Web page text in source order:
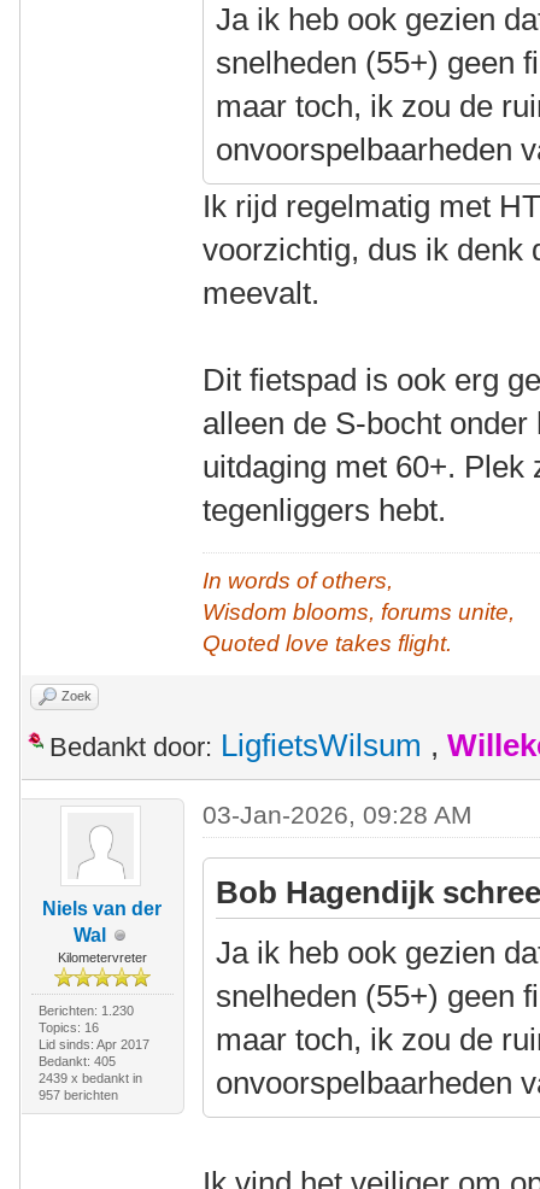
Ja ik heb ook gezien
snelheden (55+) geen
maar toch, ik zou de
onvoorspelbaarheden
Ik rijd regelmatig met
voorzichtig, dus ik denk
meevalt.
Dit fietspad is ook erg
alleen de S-bocht
uitdaging met 60+. Plek
tegenliggers hebt.
In words of others,
Wisdom blooms, forums unite,
Quoted love takes flight.
Zoek
Bedankt door: LigfietsWilsum ,
Niels van der
Wal
Kilometervreter
Berichten: 1.230
Topics: 16
Lid sinds: Apr 2017
Bedankt: 405
2439 x bedankt in
957 berichten
03-Jan-2026, 09:28 AM
Bob Hagendijk
Ja ik heb ook gezien
snelheden (55+) geen
maar toch, ik zou de
onvoorspelbaarheden